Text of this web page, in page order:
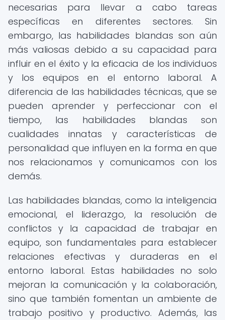
necesarias para llevar a cabo tareas
específicas en diferentes sectores. Sin
embargo, las habilidades blandas son aún
más valiosas debido a su capacidad para
influir en el éxito y la eficacia de los individuos
y los equipos en el entorno laboral. A
diferencia de las habilidades técnicas, que se
pueden aprender y perfeccionar con el
tiempo, las habilidades blandas son
cualidades innatas y características de
personalidad que influyen en la forma en que
nos relacionamos y comunicamos con los
demás.
Las habilidades blandas, como la inteligencia
emocional, el liderazgo, la resolución de
conflictos y la capacidad de trabajar en
equipo, son fundamentales para establecer
relaciones efectivas y duraderas en el
entorno laboral. Estas habilidades no solo
mejoran la comunicación y la colaboración,
sino que también fomentan un ambiente de
trabajo positivo y productivo. Además, las